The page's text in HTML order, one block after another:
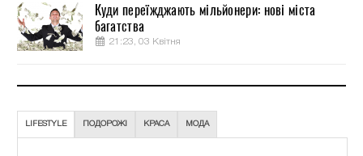
Куди переїжджають мільйонери: нові міста
багатства
21:23, 03 Квітня
LIFESTYLE ПОДОРОЖІ КРАСА МОДА